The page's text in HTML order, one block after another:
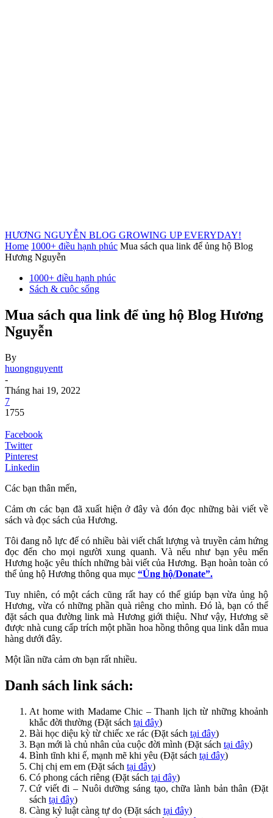
HƯƠNG NGUYỄN BLOG GROWING UP EVERYDAY!
Home 1000+ điều hạnh phúc Mua sách qua link để ủng hộ Blog
Hương Nguyễn
1000+ điều hạnh phúc
Sách & cuộc sống
Mua sách qua link để ủng hộ Blog Hương
Nguyễn
By
huongnguyentt
-
Tháng hai 19, 2022
7
1755
Facebook
Twitter
Pinterest
Linkedin
Các bạn thân mến,
Cảm ơn các bạn đã xuất hiện ở đây và đón đọc những bài viết về
sách và đọc sách của Hương.
Tôi đang nỗ lực để có nhiều bài viết chất lượng và truyền cảm hứng
đọc đến cho mọi người xung quanh. Và nếu như bạn yêu mến
Hương hoặc yêu thích những bài viết của Hương. Bạn hoàn toàn có
thể ủng hộ Hương thông qua mục “Ủng hộ/Donate”.
Tuy nhiên, có một cách cũng rất hay có thể giúp bạn vừa ủng hộ
Hương, vừa có những phần quà riêng cho mình. Đó là, bạn có thể
đặt sách qua đường link mà Hương giới thiệu. Như vậy, Hương sẽ
được nhà cung cấp trích một phần hoa hồng thông qua link dẫn mua
hàng dưới đây.
Một lần nữa cảm ơn bạn rất nhiều.
Danh sách link sách:
At home with Madame Chic – Thanh lịch từ những khoảnh
khắc đời thường (Đặt sách tại đây)
Bài học diệu kỳ từ chiếc xe rác (Đặt sách tại đây)
Bạn mới là chủ nhân của cuộc đời mình (Đặt sách tại đây)
Bình tĩnh khi ế, mạnh mẽ khi yêu (Đặt sách tại đây)
Chị chị em em (Đặt sách tại đây)
Có phong cách riêng (Đặt sách tại đây)
Cứ viết đi – Nuôi dưỡng sáng tạo, chữa lành bản thân (Đặt
sách tại đây)
Càng kỷ luật càng tự do (Đặt sách tại đây)